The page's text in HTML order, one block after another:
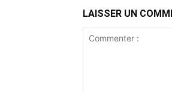
LAISSER UN